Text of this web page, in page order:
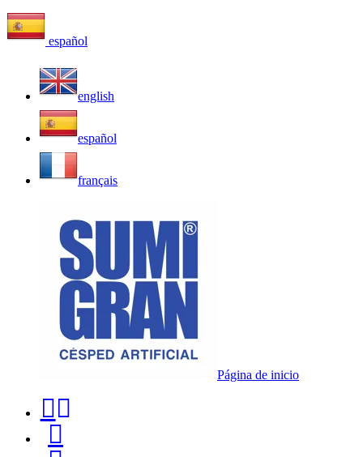
español
english
español
français
Página de inicio